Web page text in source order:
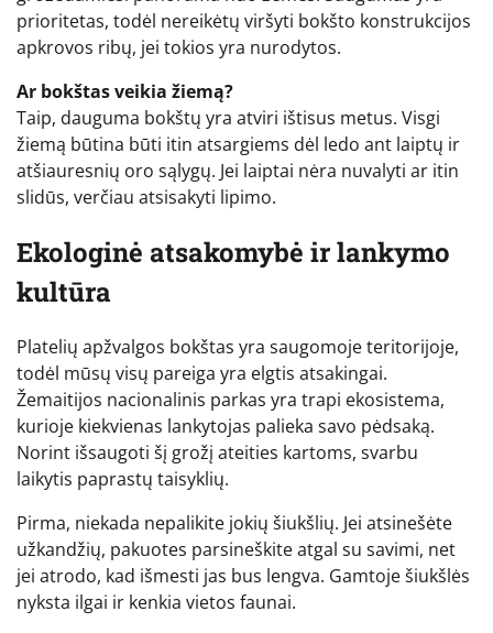
prioritetas, todėl nereikėtų viršyti bokšto konstrukcijos
apkrovos ribų, jei tokios yra nurodytos.
Ar bokštas veikia žiemą?
Taip, dauguma bokštų yra atviri ištisus metus. Visgi
žiemą būtina būti itin atsargiems dėl ledo ant laiptų ir
atšiauresnių oro sąlygų. Jei laiptai nėra nuvalyti ar itin
slidūs, verčiau atsisakyti lipimo.
Ekologinė atsakomybė ir lankymo
kultūra
Platelių apžvalgos bokštas yra saugomoje teritorijoje,
todėl mūsų visų pareiga yra elgtis atsakingai.
Žemaitijos nacionalinis parkas yra trapi ekosistema,
kurioje kiekvienas lankytojas palieka savo pėdsaką.
Norint išsaugoti šį grožį ateities kartoms, svarbu
laikytis paprastų taisyklių.
Pirma, niekada nepalikite jokių šiukšlių. Jei atsinešėte
užkandžių, pakuotes parsineškite atgal su savimi, net
jei atrodo, kad išmesti jas bus lengva. Gamtoje šiukšlės
nyksta ilgai ir kenkia vietos faunai.